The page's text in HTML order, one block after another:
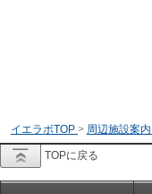
イエラボTOP > 周辺施設案内
TOPに戻る